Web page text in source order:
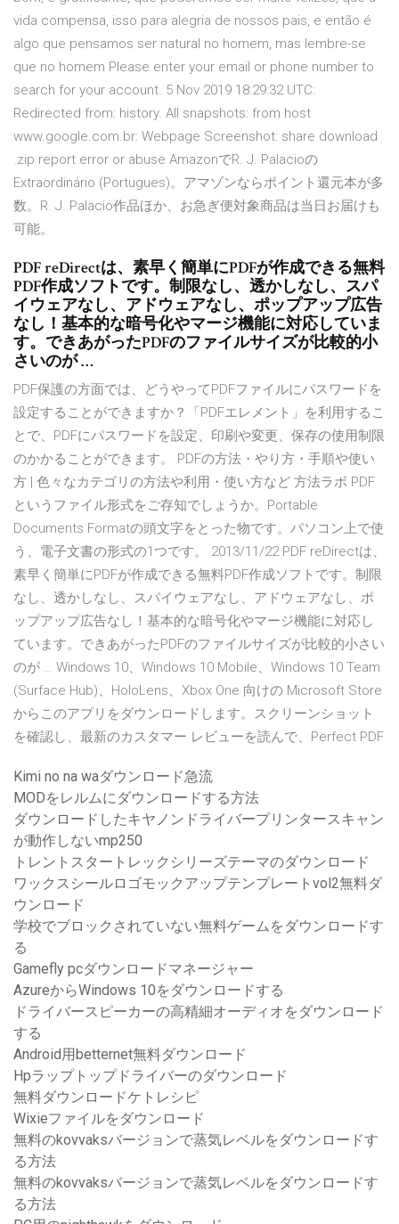
vida compensa, isso para alegria de nossos pais, e então é
algo que pensamos ser natural no homem, mas lembre-se
que no homem Please enter your email or phone number to
search for your account. 5 Nov 2019 18:29:32 UTC:
Redirected from: history. All snapshots: from host
www.google.com.br: Webpage Screenshot: share download
.zip report error or abuse AmazonでR. J. Palacioの
Extraordinário (Portugues)。アマゾンならポイント還元本が多
数。R. J. Palacio作品ほか、お急ぎ便対象商品は当日お届けも
可能。
PDF reDirectは、素早く簡単にPDFが作成できる無料
PDF作成ソフトです。制限なし、透かしなし、スパ
イウェアなし、アドウェアなし、ポップアップ広告
なし！基本的な暗号化やマージ機能に対応していま
す。できあがったPDFのファイルサイズが比較的小
さいのが …
PDF保護の方面では、どうやってPDFファイルにパスワードを
設定することができますか？「PDFエレメント」を利用するこ
とで、PDFにパスワードを設定、印刷や変更、保存の使用制限
のかかることができます。 PDFの方法・やり方・手順や使い
方 | 色々なカテゴリの方法や利用・使い方など 方法ラボ PDF
というファイル形式をご存知でしょうか。Portable
Documents Formatの頭文字をとった物です。パソコン上で使
う、電子文書の形式の1つです。 2013/11/22 PDF reDirectは、
素早く簡単にPDFが作成できる無料PDF作成ソフトです。制限
なし、透かしなし、スパイウェアなし、アドウェアなし、ポ
ップアップ広告なし！基本的な暗号化やマージ機能に対応し
ています。できあがったPDFのファイルサイズが比較的小さい
のが … Windows 10、Windows 10 Mobile、Windows 10 Team
(Surface Hub)、HoloLens、Xbox One 向けの Microsoft Store
からこのアプリをダウンロードします。スクリーンショット
を確認し、最新のカスタマー レビューを読んで、Perfect PDF
Kimi no na waダウンロード急流
MODをレルムにダウンロードする方法
ダウンロードしたキヤノンドライバープリンタースキャン
が動作しないmp250
トレントスタートレックシリーズテーマのダウンロード
ワックスシールロゴモックアップテンプレートvol2無料ダ
ウンロード
学校でブロックされていない無料ゲームをダウンロードす
る
Gamefly pcダウンロードマネージャー
AzureからWindows 10をダウンロードする
ドライバースピーカーの高精細オーディオをダウンロード
する
Android用betternet無料ダウンロード
Hpラップトップドライバーのダウンロード
無料ダウンロードケトレシピ
Wixieファイルをダウンロード
無料のkovvaksバージョンで蒸気レベルをダウンロードす
る方法
無料のkovvaksバージョンで蒸気レベルをダウンロードす
る方法